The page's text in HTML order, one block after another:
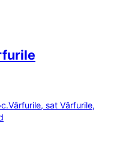
sat Vârfurile,